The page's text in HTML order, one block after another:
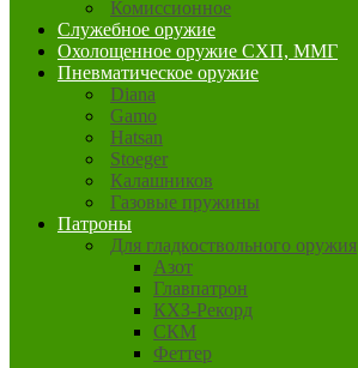
Комиссионное
Служебное оружие
Охолощенное оружие СХП, ММГ
Пневматическое оружие
Diana
Gamo
Hatsan
Stoeger
Калашников
Газовые пружины
Патроны
Для гладкоствольного оружия
Азот
Главпатрон
КХЗ-Рекорд
СКМ
Феттер